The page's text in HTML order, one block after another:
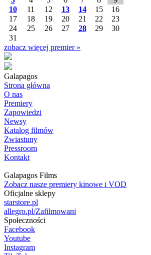
10
11 12 13 14 15
16
17
18 19 20 21 22
23
24
25 26 27 28 29
30
31
zobacz więcej premier »
Galapagos
Strona główna
O nas
Premiery
Zapowiedzi
Newsy
Katalog filmów
Zwiastuny
Pressroom
Kontakt
Galapagos Films
Zobacz nasze premiery kinowe i VOD
Oficjalne sklepy
starstore.pl
allegro.pl/Zafilmowani
Społeczności
Facebook
Youtube
Instagram